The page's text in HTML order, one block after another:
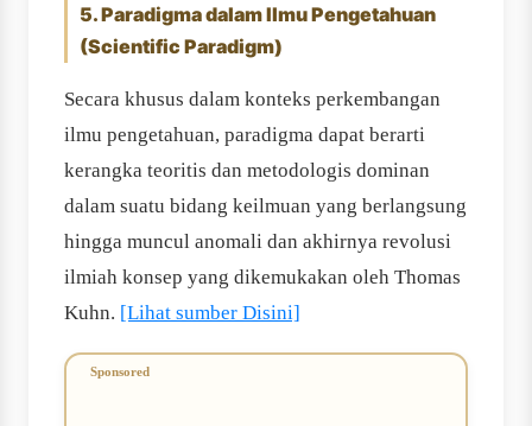
5. Paradigma dalam Ilmu Pengetahuan
(Scientific Paradigm)
Secara khusus dalam konteks perkembangan
ilmu pengetahuan, paradigma dapat berarti
kerangka teoritis dan metodologis dominan
dalam suatu bidang keilmuan yang berlangsung
hingga muncul anomali dan akhirnya revolusi
ilmiah konsep yang dikemukakan oleh Thomas
Kuhn. [Lihat sumber Disini]